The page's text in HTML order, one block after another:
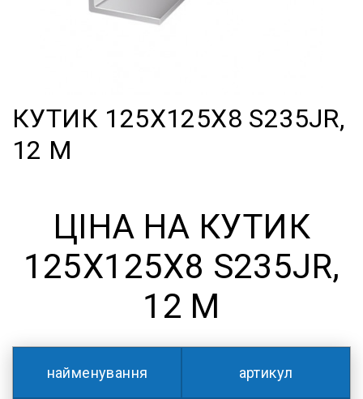
КУТИК 125Х125Х8 S235JR,
12 М
ЦІНА НА КУТИК
125Х125Х8 S235JR,
12 М
найменування артикул